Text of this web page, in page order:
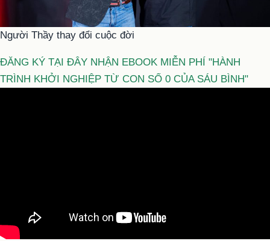
Người Thầy thay đổi cuộc đời
ĐĂNG KÝ TẠI ĐÂY NHẬN EBOOK MIỄN PHÍ "HÀNH
TRÌNH KHỞI NGHIỆP TỪ CON SỐ 0 CỦA SÁU BÌNH"